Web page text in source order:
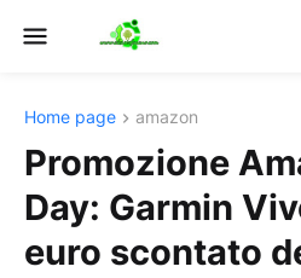
Home page amazon
Promozione
Day: Garmin
euro scontato